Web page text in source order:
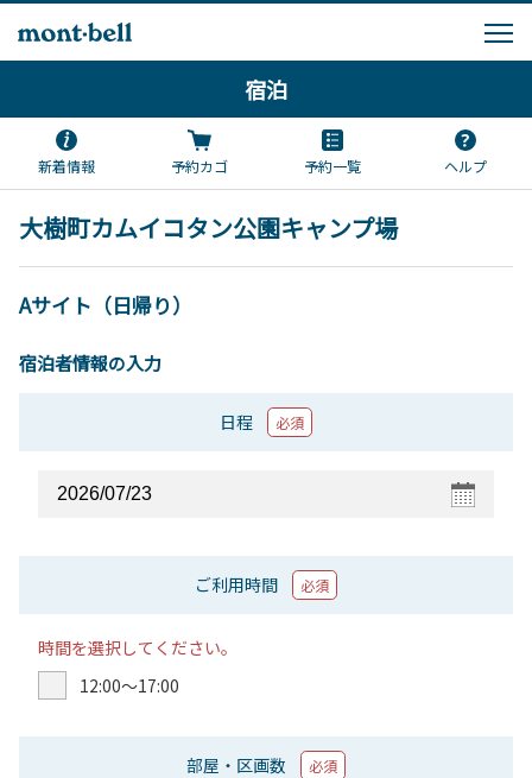
宿泊
新着情報 予約カゴ 予約一覧 ヘルプ
大樹町カムイコタン公園キャンプ場
Aサイト（日帰り）
宿泊者情報の入力
日程 必須
ご利用時間 必須
時間を選択してください。
12:00〜17:00
部屋・区画数 必須